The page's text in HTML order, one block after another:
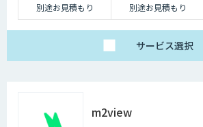
別途お見積もり
別途お見積もり
サービス選択
m2view